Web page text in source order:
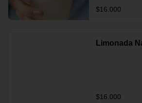
$16.000
Limonada
$16.000